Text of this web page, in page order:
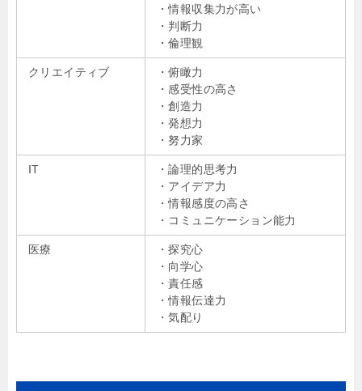
・情報収集力が高い
・判断力
・倫理観
クリエイティブ
・俯瞰力
・感受性の高さ
・創造力
・発想力
・努力家
IT
・論理的思考力
・アイデア力
・情報感度の高さ
・コミュニケーション能力
医療
・探究心
・向学心
・責任感
・情報伝達力
・気配り